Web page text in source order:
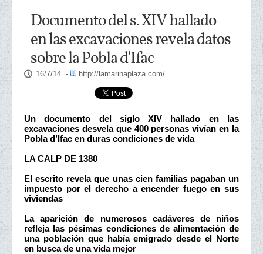
Documento del s. XIV hallado
en las excavaciones revela datos
sobre la Pobla d'Ifac
16/7/14 .- http://lamarinaplaza.com/
Un documento del siglo XIV hallado en las
excavaciones desvela que 400 personas vivían en la
Pobla d’Ifac en duras condiciones de vida
LA CALP DE 1380
El escrito revela que unas cien familias pagaban un
impuesto por el derecho a encender fuego en sus
viviendas
La aparición de numerosos cadáveres de niños
refleja las pésimas condiciones de alimentación de
una población que había emigrado desde el Norte
en busca de una vida mejor